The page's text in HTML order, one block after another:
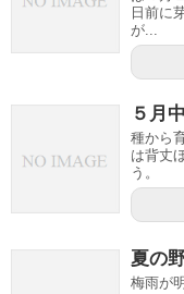
日前に
が...
５月
種から
は背丈
う。
夏の
梅雨が